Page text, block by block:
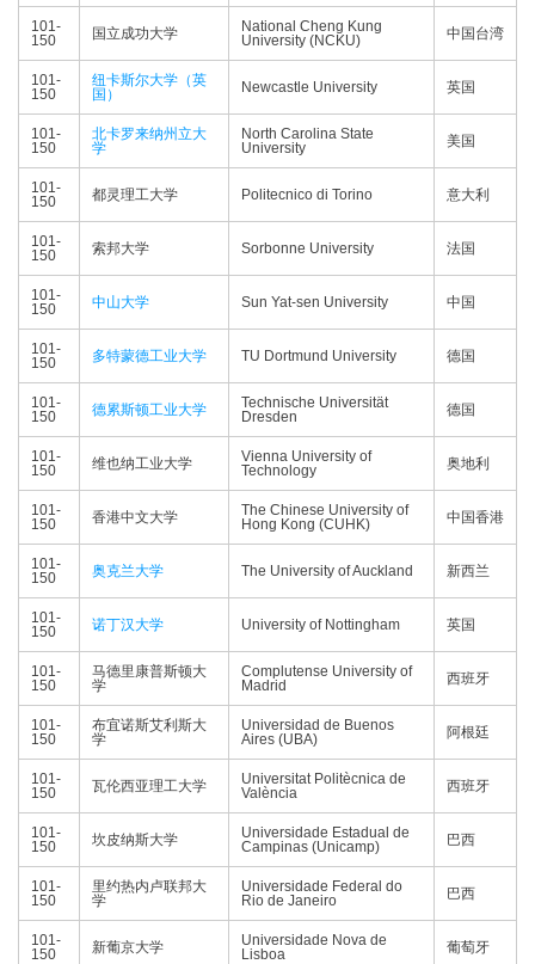
101-
150
国立成功大学
National Cheng Kung
University (NCKU)
中国台湾
101-
150
纽卡斯尔大学（英
国）
Newcastle University 英国
101-
150
北卡罗来纳州立大
学
North Carolina State
University
美国
101-
150
都灵理工大学 Politecnico di Torino 意大利
101-
150
索邦大学 Sorbonne University 法国
101-
150
中山大学 Sun Yat-sen University 中国
101-
150
多特蒙德工业大学 TU Dortmund University 德国
101-
150
德累斯顿工业大学
Technische Universität
Dresden
德国
101-
150
维也纳工业大学
Vienna University of
Technology
奥地利
101-
150
香港中文大学
The Chinese University of
Hong Kong (CUHK)
中国香港
101-
150
奥克兰大学 The University of Auckland 新西兰
101-
150
诺丁汉大学 University of Nottingham 英国
101-
150
马德里康普斯顿大
学
Complutense University of
Madrid
西班牙
101-
150
布宜诺斯艾利斯大
学
Universidad de Buenos
Aires (UBA)
阿根廷
101-
150
瓦伦西亚理工大学
Universitat Politècnica de
València
西班牙
101-
150
坎皮纳斯大学
Universidade Estadual de
Campinas (Unicamp)
巴西
101-
150
里约热内卢联邦大
学
Universidade Federal do
Rio de Janeiro
巴西
101-
150
新葡京大学
Universidade Nova de
Lisboa
葡萄牙